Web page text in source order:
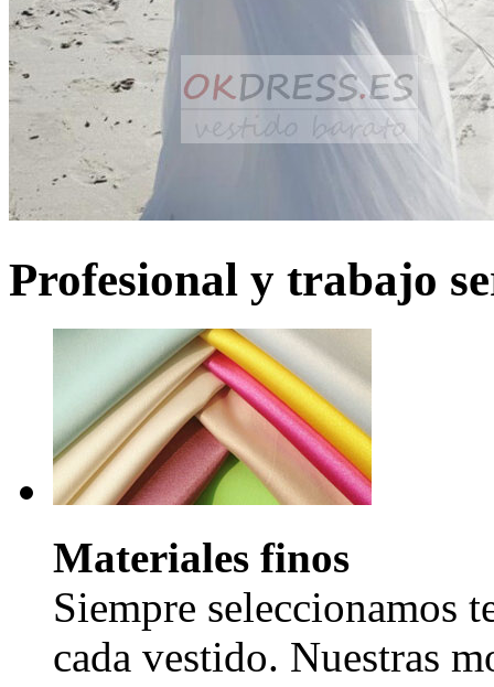
Profesional y trabajo
Materiales finos
Siempre seleccionamos
cada vestido. Nuestras